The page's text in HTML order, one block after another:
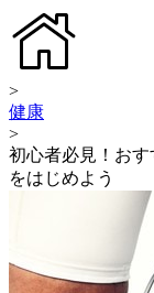
>
健康
>
初心者必見！お
をはじめよう